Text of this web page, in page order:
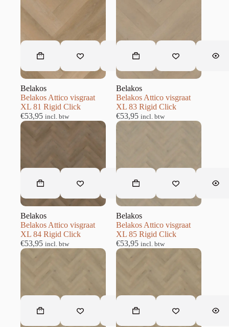
Belakos
Belakos Attico visgraat
XL 81 Rigid Click
€53,95 incl. btw
Belakos
Belakos Attico visgraat
XL 83 Rigid Click
€53,95 incl. btw
Belakos
Belakos Attico visgraat
XL 84 Rigid Click
€53,95 incl. btw
Belakos
Belakos Attico visgraat
XL 85 Rigid Click
€53,95 incl. btw